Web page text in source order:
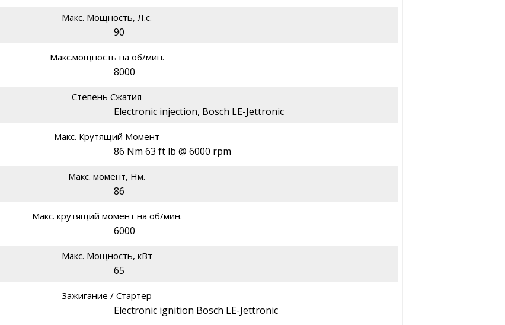
Макс. Мощность, Л.с.
90
Макс.мощность на об/мин.
8000
Степень Сжатия
Electronic injection, Bosch LE-Jettronic
Макс. Крутящий Момент
86 Nm 63 ft lb @ 6000 rpm
Макс. момент, Нм.
86
Макс. крутящий момент на об/мин.
6000
Макс. Мощность, кВт
65
Зажигание / Стартер
Electronic ignition Bosch LE-Jettronic